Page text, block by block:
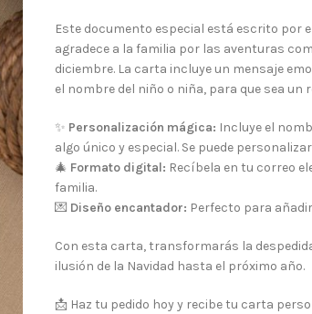
Este documento especial está escrito por
agradece a la familia por las aventuras
diciembre. La carta incluye un mensaje
el nombre del niño o niña, para que sea un
✨ Personalización mágica: Incluye el
algo único y especial. Se puede
🎄 Formato digital: Recíbela en tu correo
familia.
💌 Diseño encantador: Perfecto para
Con esta carta, transformarás la
ilusión de la Navidad hasta el próximo año.
📩 Haz tu pedido hoy y recibe tu carta